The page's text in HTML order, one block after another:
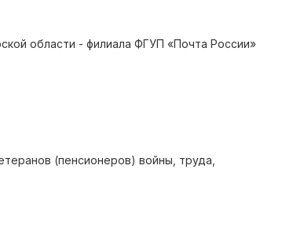
области - филиала ФГУП «Почта России»
(пенсионеров) войны, труда,